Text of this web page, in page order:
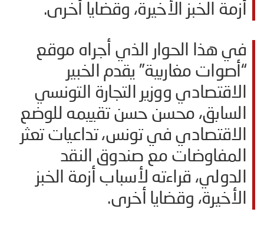
أزمة الخبز الأخيرة، وقضايا أخرى.
في هذا الحوار الذي أجراه موقع
“أصوات مغاربية” يقدم الخبير
الاقتصادي ووزير التجارة التونسي
السابق، محسن حسن تقييمه للوضع
الاقتصادي في تونس، تداعيات تعثر
المفاوضات مع صندوق النقد
الدولي، قراءته لأسباب أزمة الخبز
الأخيرة، وقضايا أخرى.